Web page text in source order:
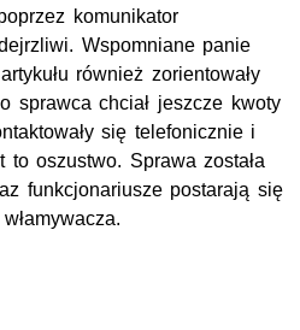
komunikator
Wspomniane panie
również zorientowały
sprawca chciał jeszcze kwoty
się telefonicznie i
to oszustwo. Sprawa została
funkcjonariusze postarają się